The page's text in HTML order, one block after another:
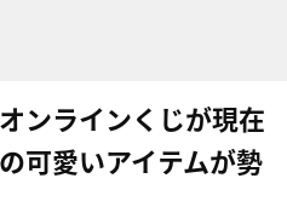
ンラインくじが現在
可愛いアイテムが勢